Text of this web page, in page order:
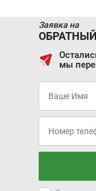
Скоро в
CHANGAN
Заявка на
мы